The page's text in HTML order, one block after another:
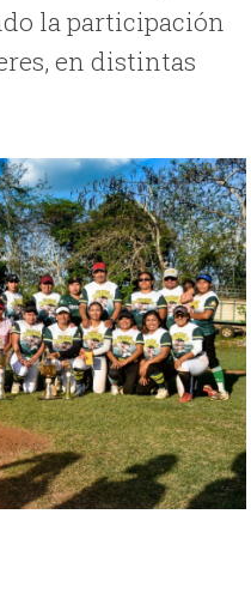
la participación
en distintas